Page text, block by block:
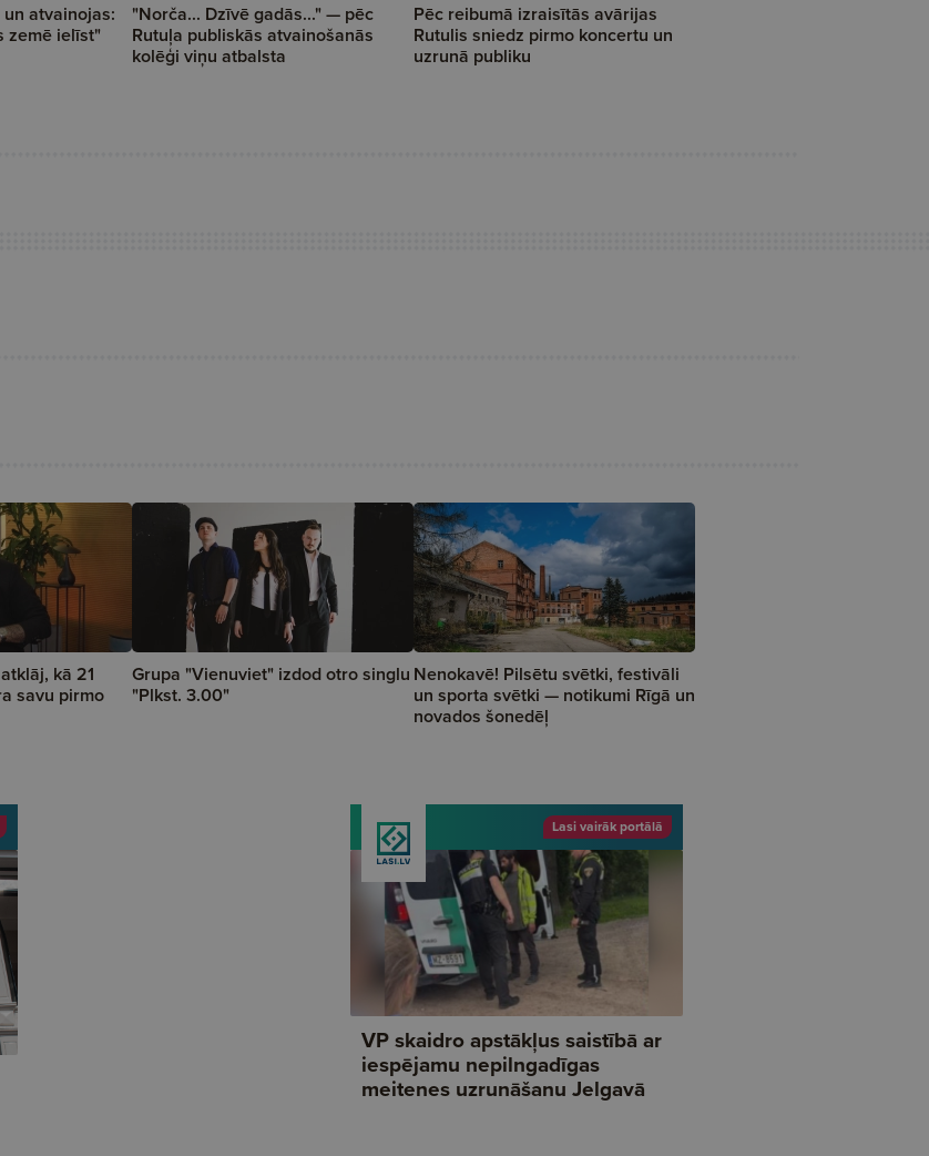
atvainojas:
zemē ielīst"
"Norča... Dzīvē gadās..." — pēc
Rutuļa publiskās atvainošanās
kolēģi viņu atbalsta
Pēc reibumā izraisītās avārijas
Rutulis sniedz pirmo koncertu un
uzrunā publiku
kā 21
savu pirmo
Grupa "Vienuviet" izdod otro singlu
"Plkst. 3.00"
Nenokavē! Pilsētu svētki, festivāli
un sporta svētki — notikumi Rīgā un
novados šonedēļ